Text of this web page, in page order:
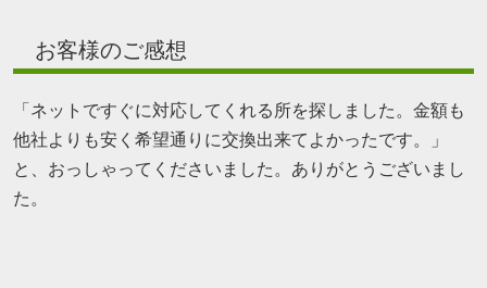
お客様のご感想
「ネットですぐに対応してくれる所を探しました。金額も
他社よりも安く希望通りに交換出来てよかったです。」
と、おっしゃってくださいました。ありがとうございまし
た。